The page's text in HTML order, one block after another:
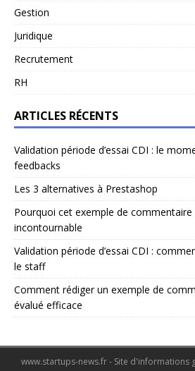
Gestion
Juridique
Recrutement
RH
ARTICLES RÉCENTS
Validation période d’essai CDI : le
feedbacks
Les 3 alternatives à Prestashop
Pourquoi cet exemple de commentaire
incontournable
Validation période d’essai CDI :
le staff
Comment rédiger un exemple de
évalué efficace
www.startups-news.fr - Site d'informations